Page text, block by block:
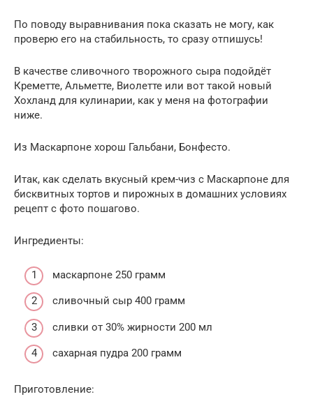
По поводу выравнивания пока сказать не могу, как
проверю его на стабильность, то сразу отпишусь!
В качестве сливочного творожного сыра подойдёт
Креметте, Альметте, Виолетте или вот такой новый
Хохланд для кулинарии, как у меня на фотографии
ниже.
Из Маскарпоне хорош Гальбани, Бонфесто.
Итак, как сделать вкусный крем-чиз с Маскарпоне для
бисквитных тортов и пирожных в домашних условиях
рецепт с фото пошагово.
Ингредиенты:
маскарпоне 250 грамм
сливочный сыр 400 грамм
сливки от 30% жирности 200 мл
сахарная пудра 200 грамм
Приготовление: